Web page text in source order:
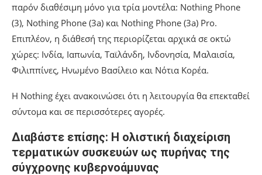
παρόν διαθέσιμη μόνο για τρία μοντέλα: Νothing Phone
(3), Nothing Phone (3a) και Nothing Phone (3a) Pro.
Επιπλέον, η διάθεσή της περιορίζεται αρχικά σε οκτώ
χώρες: Ινδία, Ιαπωνία, Ταϊλάνδη, Ινδονησία, Μαλαισία,
Φιλιππίνες, Ηνωμένο Βασίλειο και Νότια Κορέα.
Η Νothing έχει ανακοινώσει ότι η λειτουργία θα επεκταθεί
σύντομα και σε περισσότερες αγορές.
Διαβάστε επίσης: Η ολιστική διαχείριση
τερματικών συσκευών ως πυρήνας της
σύγχρονης κυβερνοάμυνας